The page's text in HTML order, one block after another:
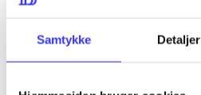
Samtykke Detaljer
Artikler